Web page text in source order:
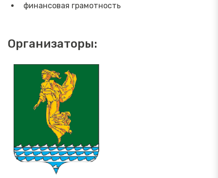
финансовая грамотность
Организаторы: